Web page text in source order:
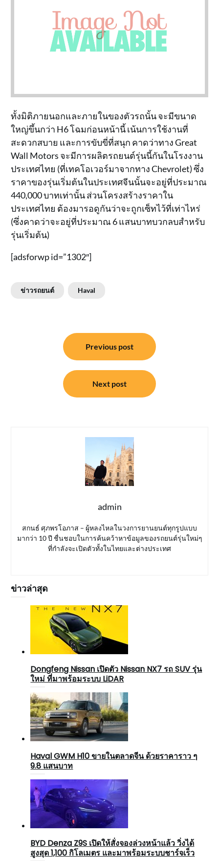
ทั้งมิติภายนอกและภายในของตัวรถนั้น จะมีขนาด
ใหญ่ขึ้นกว่า H6 โฉมก่อนหน้านี้ เน้นการใช้งานที่
สะดวกสบาย และการขับขี่ที่สนุก คาดว่าทาง Great
Wall Motors จะมีการผลิตรถยนต์รุ่นนี้กันในโรงงาน
ประเทศไทย (ที่เทคโอเวอร์มาจากทาง Chevrolet) ซึ่ง
ราคาของรุ่นเริ่มต้นในประเทศจีนนั้นจะอยู่ที่ประมาณ
440,000 บาทเท่านั้น ส่วนโครงสร้างราคาใน
ประเทศไทย ต้องมารอดูกันว่าจะถูกเซ็ทไว้ที่เท่าไหร่
(ซึ่งคาดว่าจะอยู่ที่ประมาณ 6 แสนบาทบวกลบสำหรับ
รุ่นเริ่มต้น)
[adsforwp id=”1302″]
ข่าวรถยนต์ Haval
Previous post
Next post
admin
สกนธ์ ศุภพรโอภาส – ผู้หลงไหลในวงการยานยนต์ทุกรูปแบบ
มากว่า 10 ปี ชื่นชอบในการค้นคว้าหาข้อมูลของรถยนต์รุ่นใหม่ๆ
ที่กำลังจะเปิดตัวทั้งในไทยและต่างประเทศ
ข่าวล่าสุด
Dongfeng Nissan เปิดตัว Nissan NX7 รถ SUV รุ่น
ใหม่ ที่มาพร้อมระบบ LiDAR
Haval GWM H10 ขายในตลาดจีน ด้วยราคาราว ๆ
9.8 แสนบาท
BYD Denza Z9S เปิดให้สั่งจองล่วงหน้าแล้ว วิ่งได้
สูงสุด 1,100 กิโลเมตร และมาพร้อมระบบชาร์จเร็ว